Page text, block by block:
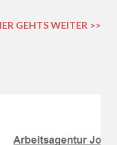
du so wie ich kaum
GEHTS WEITER >>